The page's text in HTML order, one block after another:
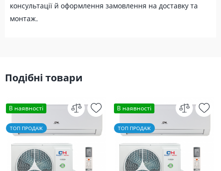
консультації й оформлення замовлення на доставку та
монтаж.
Подібні товари
В наявності
ТОП ПРОДАЖ
В наявності
ТОП ПРОДАЖ